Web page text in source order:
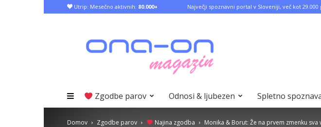
Utrip: Mesečno aktivnih: 80.000+ Največji spoznavni portal v Sloveniji, več kot
Zgodbe parov Odnosi & ljubezen Spletno
Domov Zgodbe parov Najina zgodba Monika & Borut: Že na prvem zmenku sva